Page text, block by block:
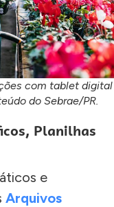
com tablet digital
do Sebrae/PR.
Planilhas
e
Arquivos